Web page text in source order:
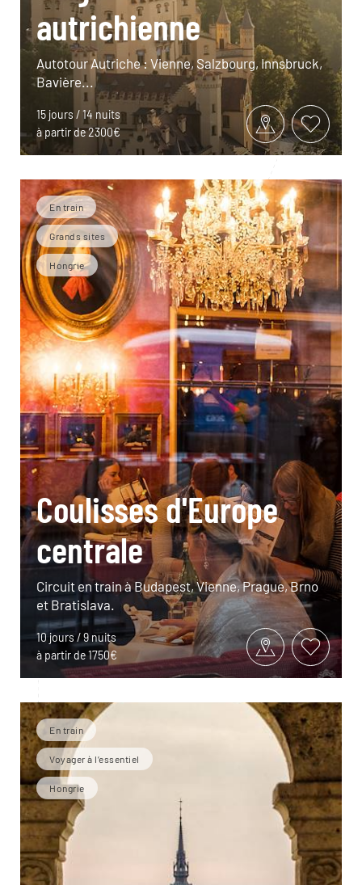
autrichienne
Autotour Autriche : Vienne, Salzbourg, Innsbruck,
Bavière...
15 jours / 14 nuits
à partir de 2300€
En train
Grands sites
Hongrie
Coulisses d'Europe
centrale
Circuit en train à Budapest, Vienne, Prague, Brno
et Bratislava.
10 jours / 9 nuits
à partir de 1750€
En train
Voyager à l’essentiel
Hongrie